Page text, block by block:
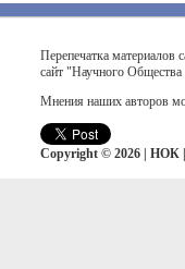
Перепечатка материалов
сайт "Научного
Мнения наших авторов
Copyright © 2026 | НОК